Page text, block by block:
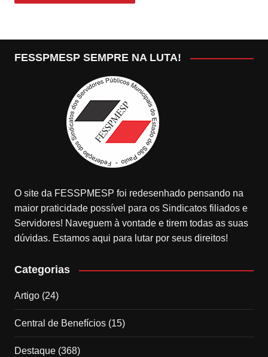
FESSPMESP SEMPRE NA LUTA!
O site da FESSPMESP foi redesenhado pensando na
maior praticidade possível para os Sindicatos filiados e
Servidores! Naveguem à vontade e tirem todas as suas
dúvidas. Estamos aqui para lutar por seus direitos!
Categorias
Artigo(24)
Central de Benefícios(15)
Destaque(368)